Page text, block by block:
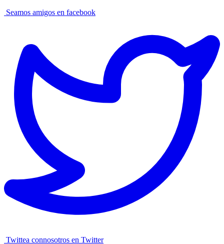
Seamos amigos en facebook
Twittea connosotros en Twitter